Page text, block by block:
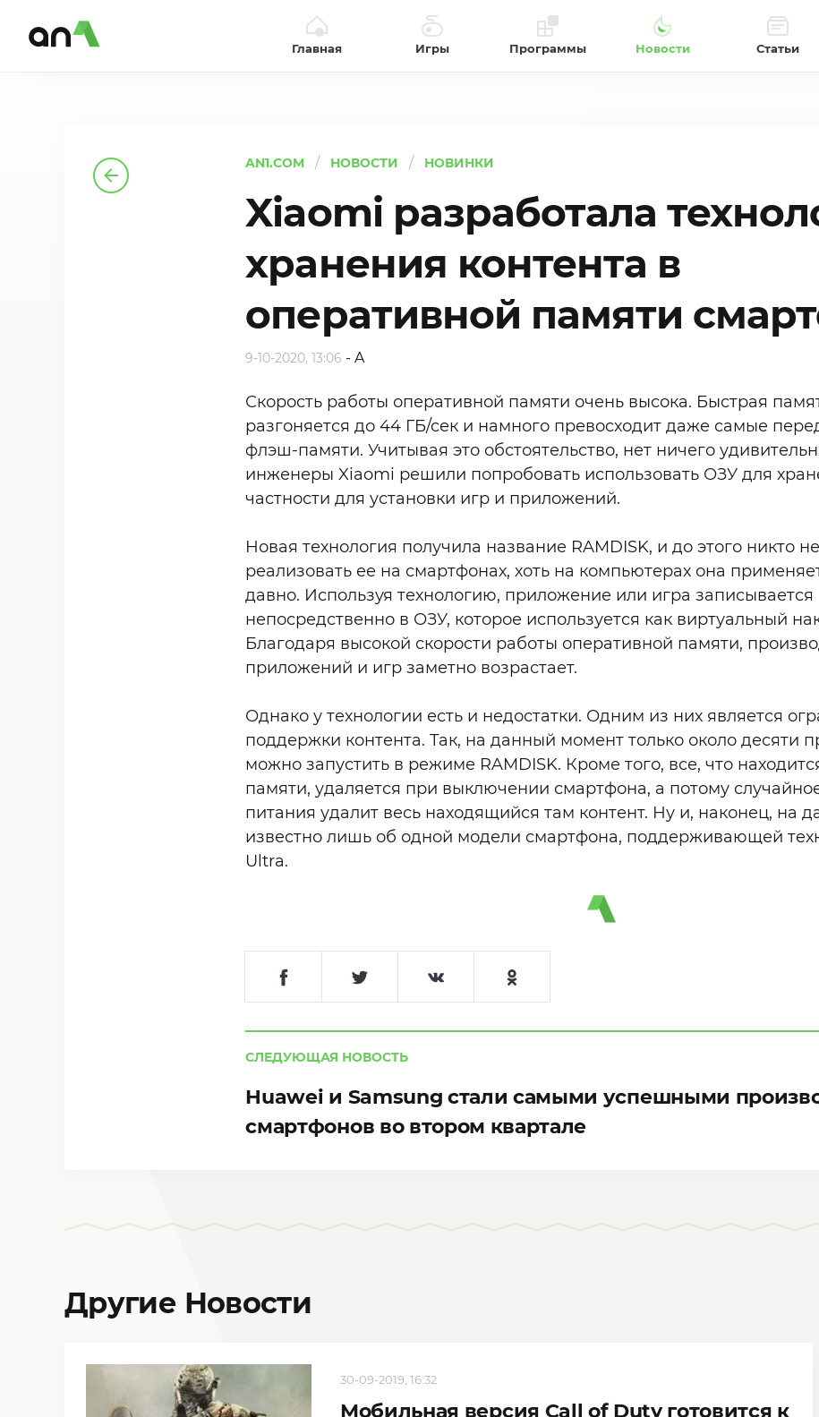
Главная Игры Программы Новости Статьи
AN1.COM НОВОСТИ НОВИНКИ
Xiaomi разработала
хранения контента в
оперативной памяти
9-10-2020, 13:06 -A
Скорость работы оперативной памяти очень высока. Быстрая
разгоняется до 44 ГБ/сек и намного превосходит даже самые
флэш-памяти. Учитывая это обстоятельство, нет ничего
инженеры Xiaomi решили попробовать использовать ОЗУ для
частности для установки игр и приложений.
Новая технология получила название RAMDISK, и до этого никто
реализовать ее на смартфонах, хоть на компьютерах она
давно. Используя технологию, приложение или игра записывается
непосредственно в ОЗУ, которое используется как виртуальный
Благодаря высокой скорости работы оперативной памяти,
приложений и игр заметно возрастает.
Однако у технологии есть и недостатки. Одним из них является
поддержки контента. Так, на данный момент только около десяти
можно запустить в режиме RAMDISK. Кроме того, все, что
памяти, удаляется при выключении смартфона, а потому
питания удалит весь находящийся там контент. Ну и, наконец, на
известно лишь об одной модели смартфона, поддерживающей
Ultra.
СЛЕДУЮЩАЯ НОВОСТЬ
Huawei и Samsung стали самыми успешными
смартфонов во втором квартале
Другие Новости
30-09-2019, 16:32
Мобильная версия Call of Duty готовится к